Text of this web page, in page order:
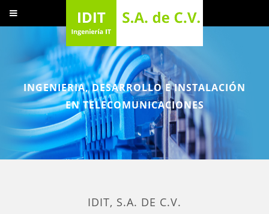
INGENIERIA, DESARROLLO E INSTALACIÓN
EN TELECOMUNICACIONES
IDIT, S.A. DE C.V.